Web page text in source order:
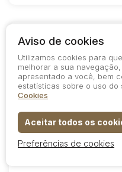
Aviso de cookies
Utilizamos cookies para
melhorar a sua
apresentado a você, bem
estatísticas sobre o uso do
Cookies
Aceitar todos os
Preferências de cookies